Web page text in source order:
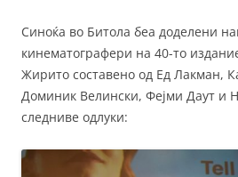
Синоќа во Битола беа доделени
кинематографери на 40-то
Жирито составено од Ед Лакман,
Доминик Велински, Фејми Даут и
следниве одлуки: